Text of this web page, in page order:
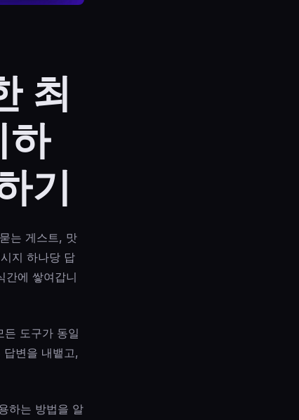
최
하
기
는 게스트, 맛
지 하나당 답
간에 쌓여갑니
든 도구가 동일
변을 내뱉고,
하는 방법을 알